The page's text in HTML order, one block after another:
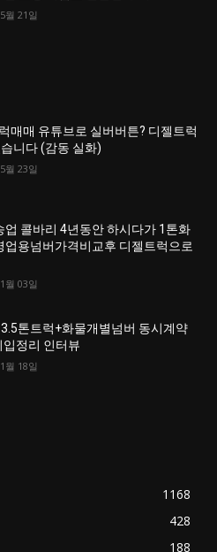
월 21일
매매 유튜브로 실버버튼? 디젤트럭
니다 (감동 실화)
월 23일
업 콜바리 4년동안 하시다가 1톤화
업용넘버가격비교후 디젤트럭으로
월 03일
톤트럭+화물개별넘버 동시계약
입정리 인터뷰
월 18일
1168
428
188